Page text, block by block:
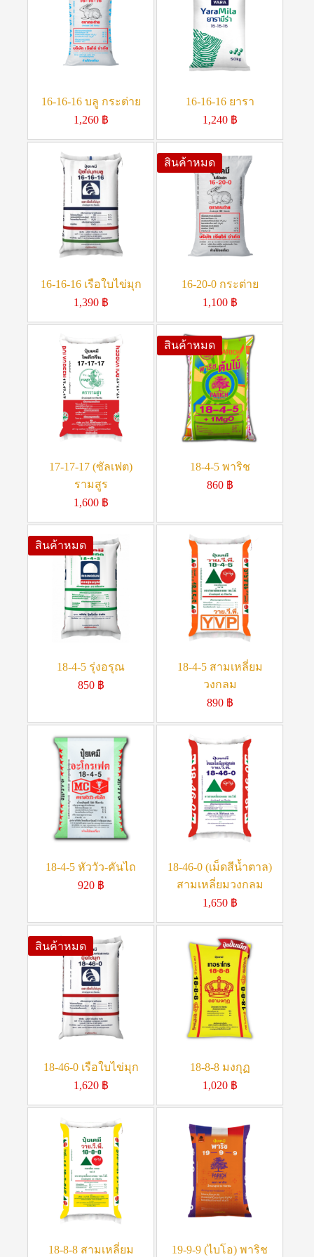
16-16-16 บลู กระต่าย
1,260 ฿
16-16-16 ยารา
1,240 ฿
16-16-16 เรือใบไข่มุก
1,390 ฿
สินค้าหมด
16-20-0 กระต่าย
1,100 ฿
17-17-17 (ซัลเฟต)
รามสูร
1,600 ฿
สินค้าหมด
18-4-5 พาริช
860 ฿
สินค้าหมด
18-4-5 รุ่งอรุณ
850 ฿
18-4-5 สามเหลี่ยม
วงกลม
890 ฿
18-4-5 หัววัว-คันไถ
920 ฿
18-46-0 (เม็ดสีน้ำตาล)
สามเหลี่ยมวงกลม
1,650 ฿
สินค้าหมด
18-46-0 เรือใบไข่มุก
1,620 ฿
18-8-8 มงกุฏ
1,020 ฿
18-8-8 สามเหลี่ยม
19-9-9 (ไบโอ) พาริช